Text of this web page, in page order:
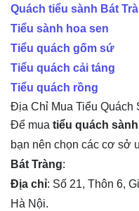
Quách tiểu sành Bát
Tiểu sành hoa sen
Tiểu quách gốm sứ
Tiểu quách cải táng
Tiểu quách rồng
Địa Chỉ Mua Tiểu Quách
Để mua tiểu quách
bạn nên chọn các cơ sở
Bát Tràng:
Địa chỉ: Số 21, Thôn 6,
Hà Nội.